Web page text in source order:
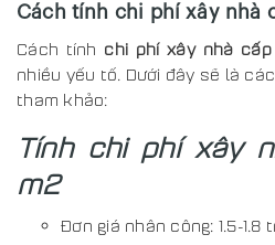
Cách tính chi phí xây nhà
Cách tính chi phí xây nhà
nhiều yếu tố. Dưới đây sẽ là
tham khảo:
Tính chi phí xây
m2
Đơn giá nhân công: 1.5-1.8